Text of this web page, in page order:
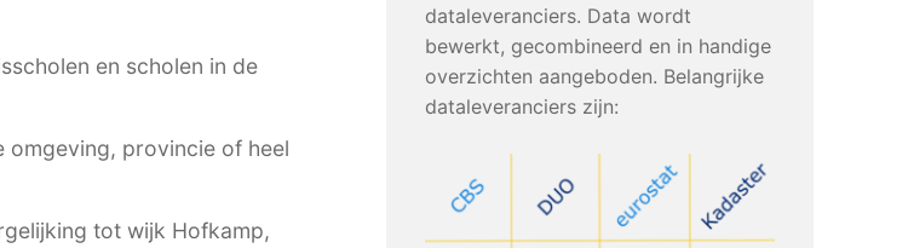
en scholen in de
omgeving, provincie of heel
tot wijk Hofkamp,
dataleveranciers. Data wordt
bewerkt, gecombineerd en in handige
overzichten aangeboden. Belangrijke
dataleveranciers zijn: